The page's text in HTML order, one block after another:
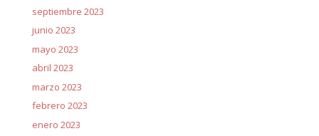
septiembre 2023
junio 2023
mayo 2023
abril 2023
marzo 2023
febrero 2023
enero 2023